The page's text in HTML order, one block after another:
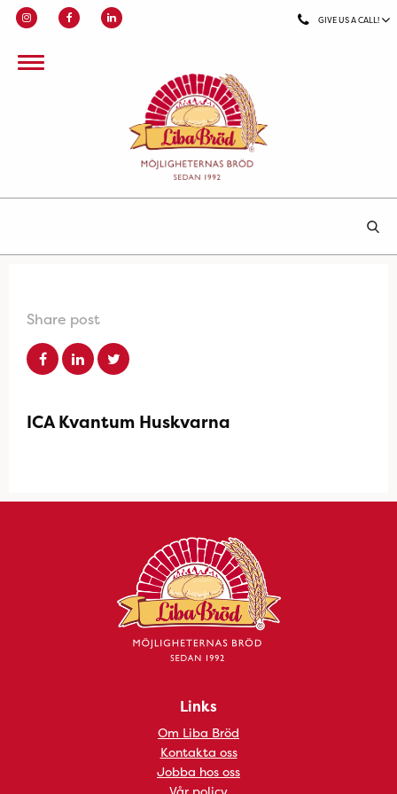
GIVE US A CALL!
Share post
ICA Kvantum Huskvarna
Links
Om Liba Bröd
Kontakta oss
Jobba hos oss